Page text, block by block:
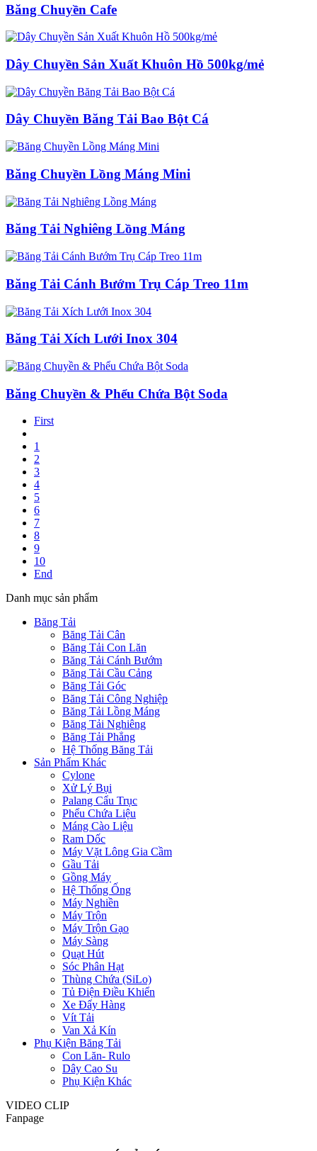
Băng Chuyền Cafe
Dây Chuyền Sản Xuất Khuôn Hồ 500kg/mẻ
Dây Chuyền Băng Tải Bao Bột Cá
Băng Chuyền Lồng Máng Mini
Băng Tải Nghiêng Lồng Máng
Băng Tải Cánh Bướm Trụ Cáp Treo 11m
Băng Tải Xích Lưới Inox 304
Băng Chuyền & Phểu Chứa Bột Soda
First
1
2
3
4
5
6
7
8
9
10
End
Danh mục sản phẩm
Băng Tải
Băng Tải Cân
Băng Tải Con Lăn
Băng Tải Cánh Bướm
Băng Tải Cầu Cảng
Băng Tải Góc
Băng Tải Công Nghiệp
Băng Tải Lồng Máng
Băng Tải Nghiêng
Băng Tải Phẳng
Hệ Thống Băng Tải
Sản Phẩm Khác
Cylone
Xử Lý Bụi
Palang Cẩu Trục
Phểu Chứa Liệu
Máng Cào Liệu
Ram Dốc
Máy Vặt Lông Gia Cầm
Gầu Tải
Gồng Máy
Hệ Thống Ống
Máy Nghiền
Máy Trộn
Máy Trộn Gạo
Máy Sàng
Quạt Hút
Sóc Phân Hạt
Thùng Chứa (SiLo)
Tủ Điện Điều Khiển
Xe Đẩy Hàng
Vít Tải
Van Xả Kín
Phụ Kiện Băng Tải
Con Lăn- Rulo
Dây Cao Su
Phụ Kiện Khác
VIDEO CLIP
Fanpage